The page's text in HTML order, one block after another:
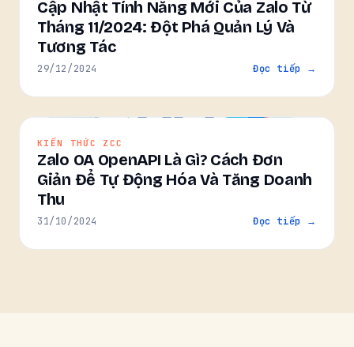
Cập Nhật Tính Năng Mới Của Zalo Từ
Tháng 11/2024: Đột Phá Quản Lý Và
Tương Tác
29/12/2024 Đọc tiếp →
KIẾN THỨC ZCC
Zalo OA OpenAPI Là Gì? Cách Đơn
Giản Để Tự Động Hóa Và Tăng Doanh
Thu
31/10/2024 Đọc tiếp →